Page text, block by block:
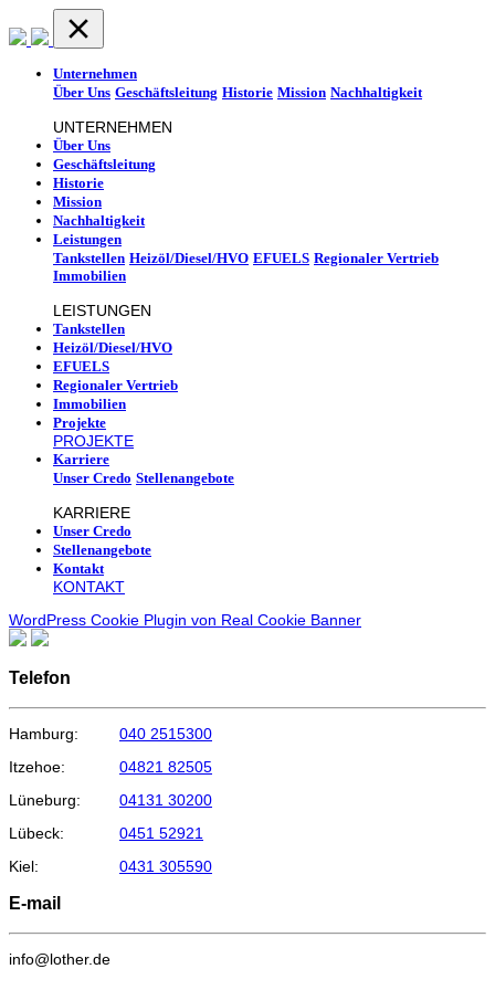
Unternehmen
Über Uns Geschäftsleitung Historie Mission Nachhaltigkeit
UNTERNEHMEN
Über Uns
Geschäftsleitung
Historie
Mission
Nachhaltigkeit
Leistungen
Tankstellen Heizöl/Diesel/HVO EFUELS Regionaler Vertrieb
Immobilien
LEISTUNGEN
Tankstellen
Heizöl/Diesel/HVO
EFUELS
Regionaler Vertrieb
Immobilien
Projekte
PROJEKTE
Karriere
Unser Credo Stellenangebote
KARRIERE
Unser Credo
Stellenangebote
Kontakt
KONTAKT
WordPress Cookie Plugin von Real Cookie Banner
Telefon
Hamburg:
040 2515300
Itzehoe:
04821 82505
Lüneburg:
04131 30200
Lübeck:
0451 52921
Kiel:
0431 305590
E-mail
info@lother.de